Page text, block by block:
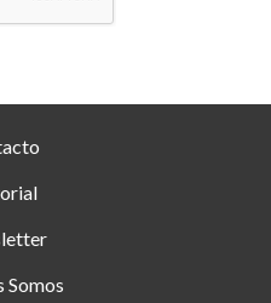
Somos